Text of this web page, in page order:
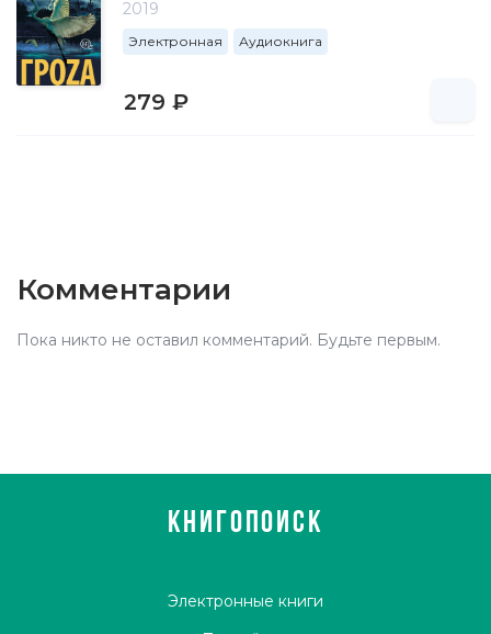
2019
Электронная Аудиокнига
279 ₽
Комментарии
Пока никто не оставил комментарий. Будьте первым.
КНИГОПОИСК
Электронные книги